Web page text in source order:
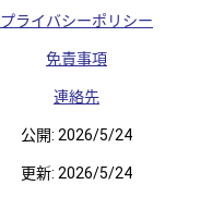
プライバシーポリシー
免責事項
連絡先
公開: 2026/5/24
更新: 2026/5/24